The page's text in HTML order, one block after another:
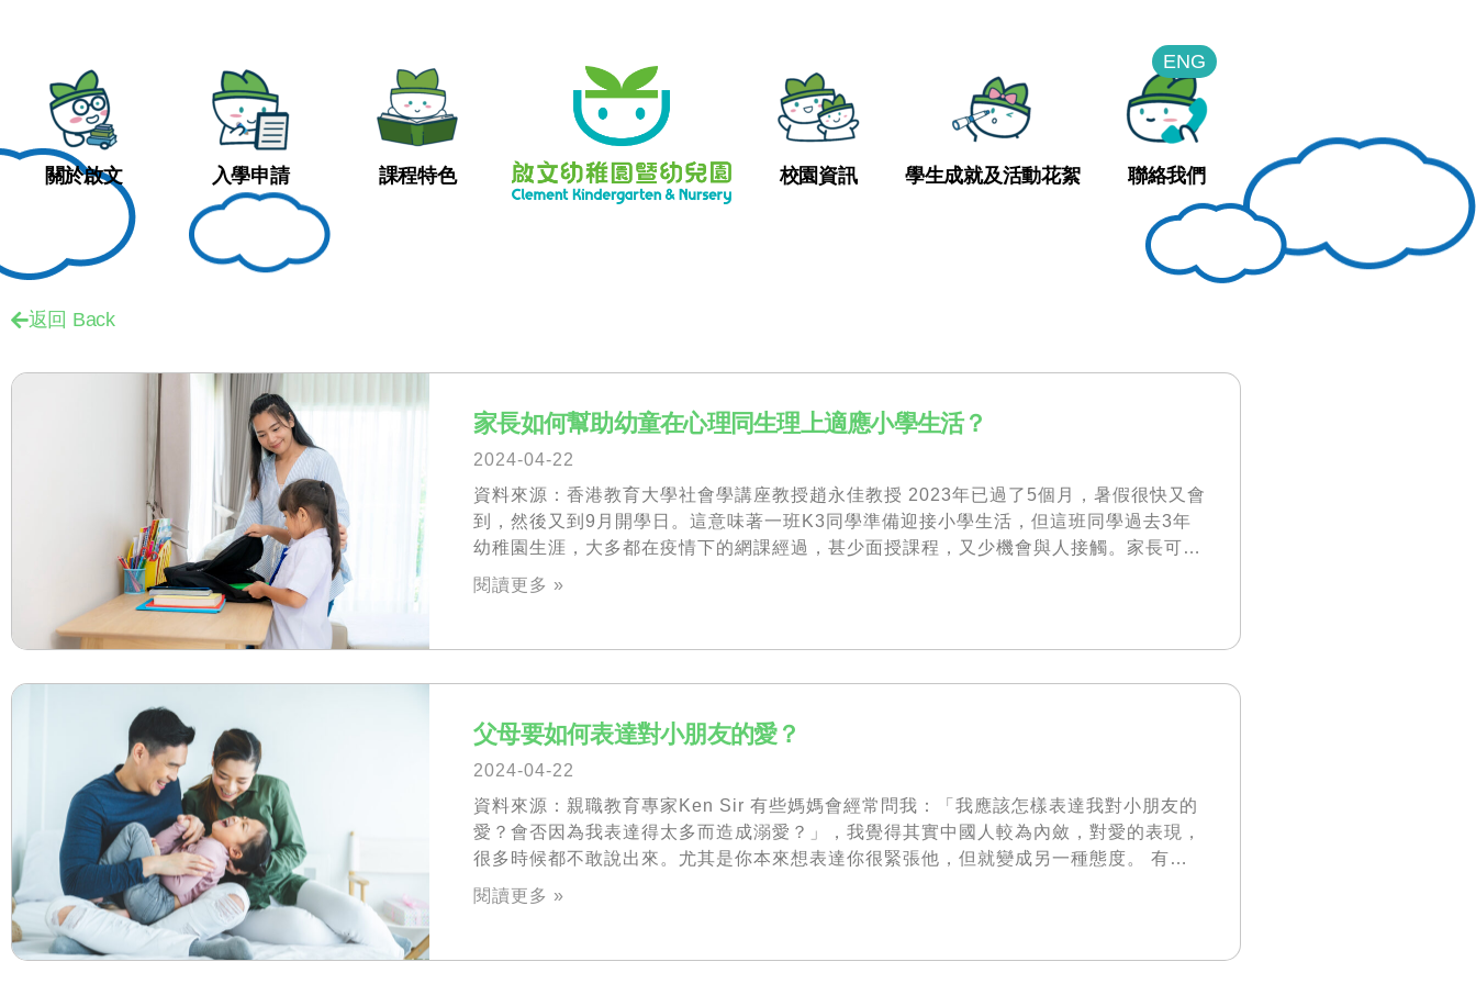
ENG
關於啟文 入學申請 課程特色 校園資訊 學生成就及活動花絮 聯絡我們
返回 Back
家長如何幫助幼童在心理同生理上適應小學生活？
2024-04-22
資料來源：香港教育大學社會學講座教授趙永佳教授 2023年已過了5個月，暑假很快又會
到，然後又到9月開學日。這意味著一班K3同學準備迎接小學生活，但這班同學過去3年
幼稚園生涯，大多都在疫情下的網課經過，甚少面授課程，又少機會與人接觸。家長可以
如何幫助他們在心理和生理上適應升小生活？ 升小一的同學最多只是等於K2程度，因為
他們最少有一整年沒有回學校上課，而從幼稚園到小學，本來就已經有很多東西要適應，
一節課大約20分鐘左右
閱讀更多 »
父母要如何表達對小朋友的愛？
2024-04-22
資料來源：親職教育專家Ken Sir 有些媽媽會經常問我：「我應該怎樣表達我對小朋友的
愛？會否因為我表達得太多而造成溺愛？」，我覺得其實中國人較為內斂，對愛的表現，
很多時候都不敢說出來。尤其是你本來想表達你很緊張他，但就變成另一種態度。 有次
我在沙田見到一個媽媽和她的小朋友走失了，然後再重聚，重聚後媽媽的表現是怎樣呢？
就是捉著他的手打他 ，一邊打一邊説：「我剛剛見不到你，你知不知道我很害怕。我很
我經常在講座分享一個例子
閱讀更多 »